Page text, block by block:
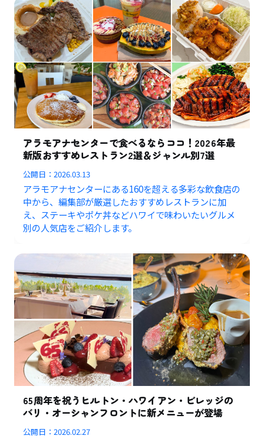
アラモアナセンターで食べるならココ！2026年最
新版おすすめレストラン2選＆ジャンル別7選
公開日：2026.03.13
アラモアナセンターにある160を超える多彩な飲食店の
中から、編集部が厳選したおすすめレストランに加
え、ステーキやポケ丼などハワイで味わいたいグルメ
別の人気店をご紹介します。
65周年を祝うヒルトン・ハワイアン・ビレッジの
バリ・オーシャンフロントに新メニューが登場
公開日：2026.02.27